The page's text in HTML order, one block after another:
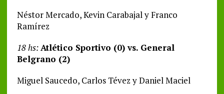
Néstor Mercado, Kevin Carabajal y Franco
Ramírez
18 hs:Atlético Sportivo (0) vs. General
Belgrano (2)
Miguel Saucedo, Carlos Tévez y Daniel Maciel